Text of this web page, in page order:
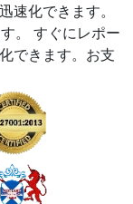
速化できます。
。
すぐにレポー
できます。お支